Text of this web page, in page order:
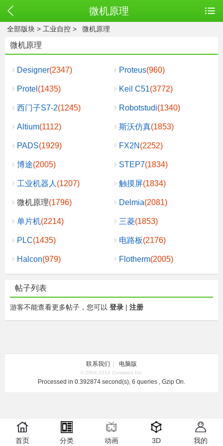
微机原理
全部版块 > 工业自控 > 微机原理
微机原理
Designer(2347) Proteus(960)
Protel (1435) Keil C51(3772)
西门子S7-2(1245) Robotstudi(1340)
Altium(1112) 斯沃仿真(1853)
PADS(1929) FX2N (2252)
博途(2005) STEP7(1834)
工业机器人 (1207) 触摸屏(1834)
微机原理(1796) Delmia(2081)
单片机(2214) 三菱(1853)
PLC(1435) 电路板(2176)
Halcon(979) Flotherm(2005)
帖子列表
游客不能查看更多帖子，您可以 登录 | 注册
联系我们 电脑版
© 2004-2014 Comsenz Inc.
Processed in 0.392874 second(s), 6 queries , Gzip On.
首页 分类 动画 3D 我的